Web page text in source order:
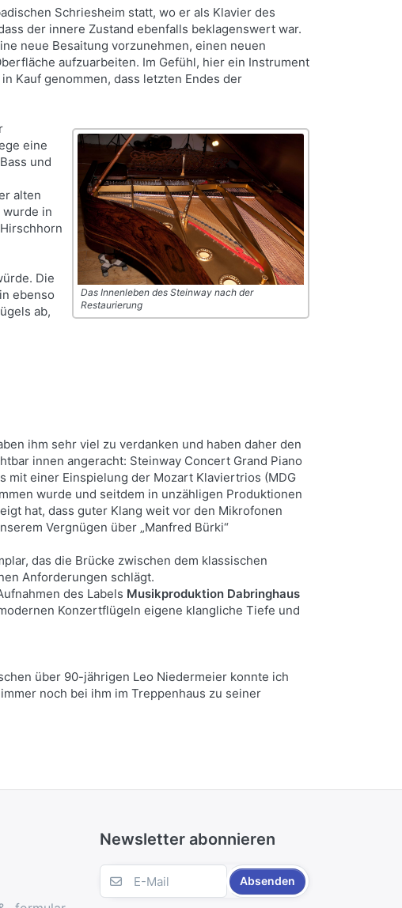
Schriesheim statt, wo er als Klavier des
der innere Zustand ebenfalls beklagenswert war.
neue Besaitung vorzunehmen, einen neuen
aufzuarbeiten. Im Gefühl, hier ein Instrument
Kauf genommen, dass letzten Endes der
Das Innenleben des Steinway nach der
Restaurierung
eine
und
alten
wurde in
Die
ebenso
ab,
ihm sehr viel zu verdanken und haben daher den
innen angeracht: Steinway Concert Grand Piano
mit einer Einspielung der Mozart Klaviertrios (MDG
wurde und seitdem in unzähligen Produktionen
hat, dass guter Klang weit vor den Mikrofonen
Vergnügen über „Manfred Bürki“
das die Brücke zwischen dem klassischen
Anforderungen schlägt.
des Labels Musikproduktion Dabringhaus
Konzertflügeln eigene klangliche Tiefe und
über 90-jährigen Leo Niedermeier konnte ich
noch bei ihm im Treppenhaus zu seiner
Newsletter abonnieren
Absenden